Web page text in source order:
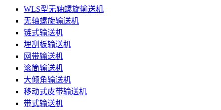
WLS型无轴螺旋输送机
无轴螺旋输送机
链式输送机
埋刮板输送机
网带输送机
滚筒输送机
大倾角输送机
移动式皮带输送机
带式输送机